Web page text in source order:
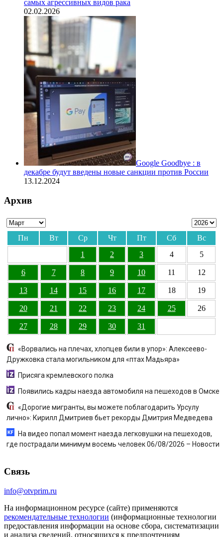
самых агрессивных видов рака
02.02.2026
Google Goodbye : в
декабре будут введены новые санкции против России
13.12.2024
Архив
Пн Вт Ср Чт Пт Сб
Вс
1
2 3 4 5
6 7 8 9 10 11 12
13 14 15 16 17 18 19
20 21 22 23 24 25 26
27 28 29 30 31
«Ворвались на плечах, хлопцев били в упор»: Алексеево-
Дружковка стала могильником для «птах Мадьяра»
Присяга кремлевского полка
Появились кадры наезда автомобиля на пешеходов в Омске
«Дорогие мигранты, вы можете поблагодарить Урсулу
лично»: Кирилл Дмитриев бьет рекорды Дмитрия Медведева
На видео попал момент наезда легковушки на пешеходов,
где пострадали минимум восемь человек 06/08/2026 – Новости
Связь
info@otvprim.ru
На информационном ресурсе (сайте) применяются
рекомендательные технологии (информационные технологии
предоставления информации на основе сбора, систематизации
и анализа сведений, относящихся к предпочтениям